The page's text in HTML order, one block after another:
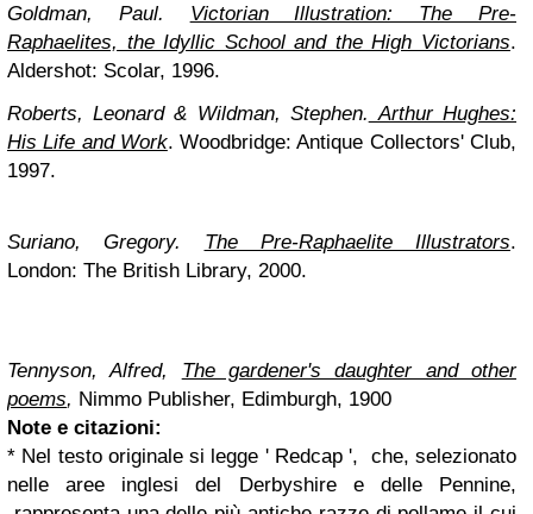
Goldman, Paul. Victorian Illustration: The Pre-
Raphaelites, the Idyllic School and the High Victorians.
Aldershot: Scolar, 1996.
Roberts, Leonard & Wildman, Stephen. Arthur Hughes:
His Life and Work. Woodbridge: Antique Collectors' Club,
1997.
Suriano, Gregory. The Pre-Raphaelite Illustrators.
London: The British Library, 2000.
Tennyson, Alfred, The gardener's daughter and other
poems, Nimmo Publisher, Edimburgh, 1900
Note e citazioni:
* Nel testo originale si legge ' Redcap ', che, selezionato
nelle aree inglesi del Derbyshire e delle Pennine,